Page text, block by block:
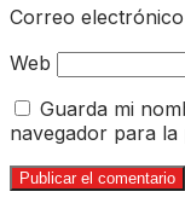
Correo electrónico
Web
Guarda mi
navegador para